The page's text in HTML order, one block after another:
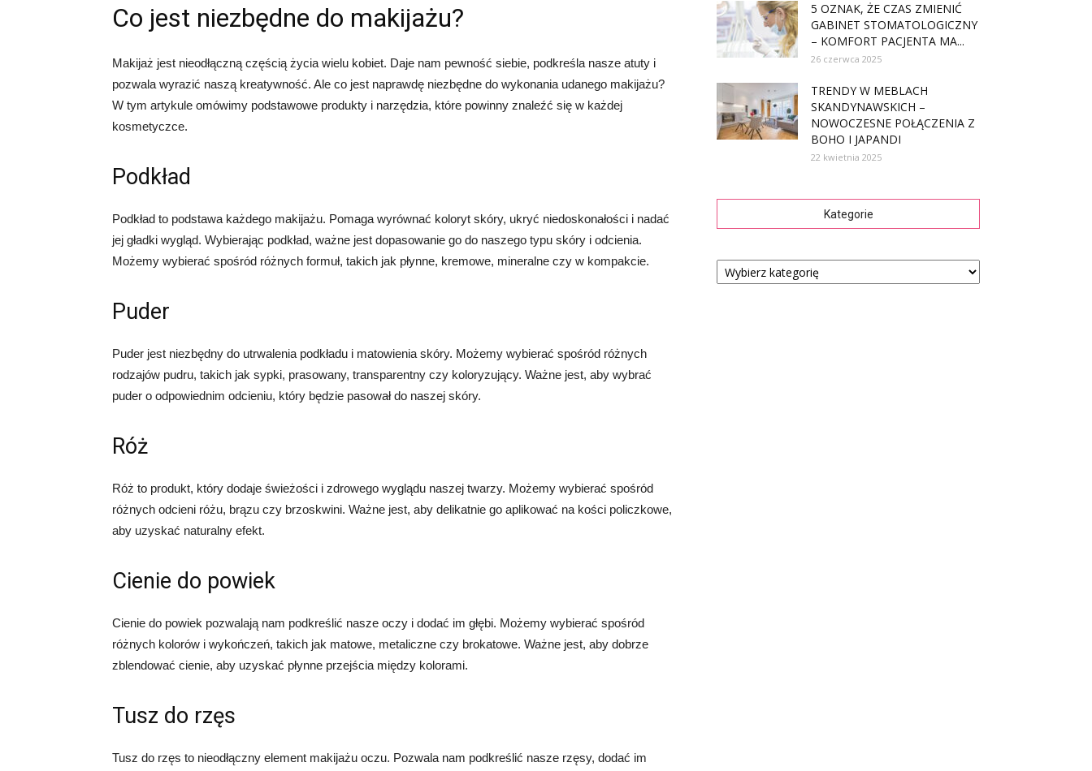
Co jest niezbędne do makijażu?
Makijaż jest nieodłączną częścią życia wielu kobiet. Daje nam pewność siebie, podkreśla nasze atuty i
pozwala wyrazić naszą kreatywność. Ale co jest naprawdę niezbędne do wykonania udanego makijażu?
W tym artykule omówimy podstawowe produkty i narzędzia, które powinny znaleźć się w każdej
kosmetyczce.
Podkład
Podkład to podstawa każdego makijażu. Pomaga wyrównać koloryt skóry, ukryć niedoskonałości i nadać
jej gładki wygląd. Wybierając podkład, ważne jest dopasowanie go do naszego typu skóry i odcienia.
Możemy wybierać spośród różnych formuł, takich jak płynne, kremowe, mineralne czy w kompakcie.
Puder
Puder jest niezbędny do utrwalenia podkładu i matowienia skóry. Możemy wybierać spośród różnych
rodzajów pudru, takich jak sypki, prasowany, transparentny czy koloryzujący. Ważne jest, aby wybrać
puder o odpowiednim odcieniu, który będzie pasował do naszej skóry.
Róż
Róż to produkt, który dodaje świeżości i zdrowego wyglądu naszej twarzy. Możemy wybierać spośród
różnych odcieni różu, brązu czy brzoskwini. Ważne jest, aby delikatnie go aplikować na kości policzkowe,
aby uzyskać naturalny efekt.
Cienie do powiek
Cienie do powiek pozwalają nam podkreślić nasze oczy i dodać im głębi. Możemy wybierać spośród
różnych kolorów i wykończeń, takich jak matowe, metaliczne czy brokatowe. Ważne jest, aby dobrze
zblendować cienie, aby uzyskać płynne przejścia między kolorami.
Tusz do rzęs
Tusz do rzęs to nieodłączny element makijażu oczu. Pozwala nam podkreślić nasze rzęsy, dodać im
5 OZNAK, ŻE CZAS ZMIENIĆ
GABINET STOMATOLOGICZNY
– KOMFORT PACJENTA MA...
26 czerwca 2025
TRENDY W MEBLACH
SKANDYNAWSKICH –
NOWOCZESNE POŁĄCZENIA Z
BOHO I JAPANDI
22 kwietnia 2025
Kategorie
Kategorie